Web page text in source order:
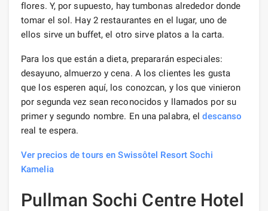
flores. Y, por supuesto, hay tumbonas alrededor donde
tomar el sol. Hay 2 restaurantes en el lugar, uno de
ellos sirve un buffet, el otro sirve platos a la carta.
Para los que están a dieta, prepararán especiales:
desayuno, almuerzo y cena. A los clientes les gusta
que los esperen aquí, los conozcan, y los que vinieron
por segunda vez sean reconocidos y llamados por su
primer y segundo nombre. En una palabra, eldescanso
real te espera.
Ver precios de tours en Swissôtel Resort Sochi
Kamelia
Pullman Sochi Centre Hotel